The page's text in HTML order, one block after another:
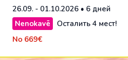
26.09. - 01.10.2026 • 6 дней
Nenokavē
Осталить 4 мест!
No 669€